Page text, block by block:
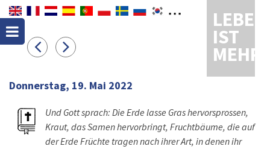
LEBEN
IST
MEHR
Donnerstag, 19. Mai 2022
Und Gott sprach: Die Erde lasse Gras hervorsprossen,
Kraut, das Samen hervorbringt, Fruchtbäume, die auf
der Erde Früchte tragen nach ihrer Art, in denen ihr